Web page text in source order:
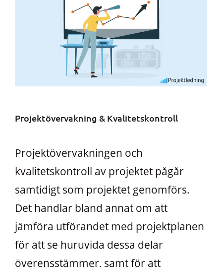
Projektövervakning & Kvalitetskontroll
Projektövervakningen och
kvalitetskontroll av projektet pågår
samtidigt som projektet genomförs.
Det handlar bland annat om att
jämföra utförandet med projektplanen
för att se huruvida dessa delar
överensstämmer, samt för att